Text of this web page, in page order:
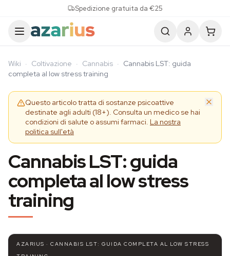
Spedizione gratuita da €25
Wiki · Coltivazione · Cannabis · Cannabis LST: guida
completa al low stress training
Questo articolo tratta di sostanze psicoattive
destinate agli adulti (18+). Consulta un medico se hai
condizioni di salute o assumi farmaci. La nostra
politica sull'età
Cannabis LST: guida
completa al low stress
training
AZARIUS · CANNABIS LST: GUIDA COMPLETA AL LOW STRESS